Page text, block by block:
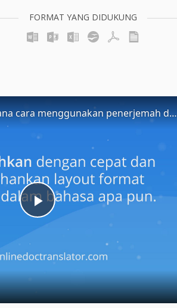
FORMAT YANG DIDUKUNG
Play
Video
Doc Translator: Bagaimana cara menggunakan penerjemah dokumen?